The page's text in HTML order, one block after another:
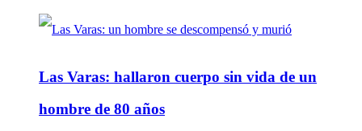
Las Varas: hallaron cuerpo sin vida de un
hombre de 80 años